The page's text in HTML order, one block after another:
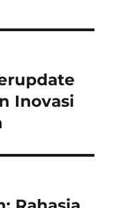
Inovasi